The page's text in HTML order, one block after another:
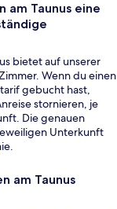
am Taunus eine
bietet auf unserer
Wenn du einen
gebucht hast,
stornieren, je
Die genauen
Unterkunft
am Taunus